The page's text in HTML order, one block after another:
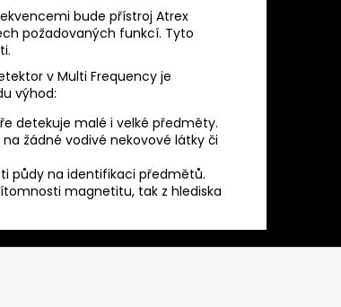
bude přístroj Atrex
požadovaných funkcí. Tyto
v Multi Frequency je
výhod:
detekuje malé i velké předměty.
žádné vodivé nekovové látky či
půdy na identifikaci předmětů.
magnetitu, tak z hlediska